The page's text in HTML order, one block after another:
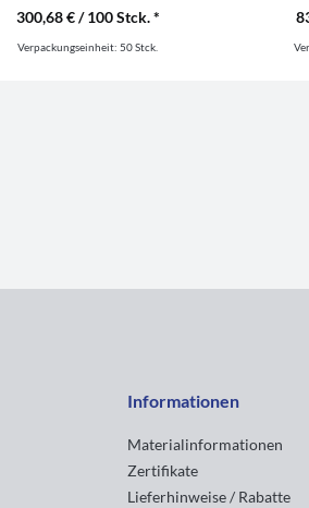
300,68 € / 100 Stck. *
Verpackungseinheit: 50 Stck.
Informationen
Materialinformationen
Zertifikate
Lieferhinweise / Rabatte